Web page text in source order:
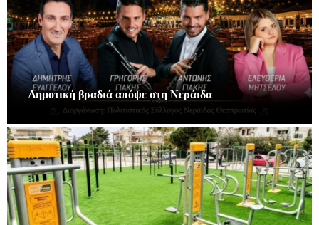
Δημοτική βραδιά απόψε στη Νεράιδα